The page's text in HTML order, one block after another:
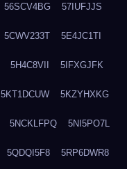
56SCV4BG 57IUFJJS
5CWV233T 5E4JC1TI
5H4C8VII 5IFXGJFK
5KT1DCUW 5KZYHXKG
5NCKLFPQ 5NI5PO7L
5QDQI5F8 5RP6DWR8